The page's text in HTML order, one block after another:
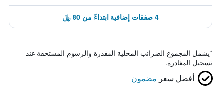
4 صفقات إضافية ابتداءً من 80 ﷼
*يشمل المجموع الضرائب المحلية المقدرة والرسوم المستحقة عند
تسجيل المغادرة.
أفضل سعر مضمون